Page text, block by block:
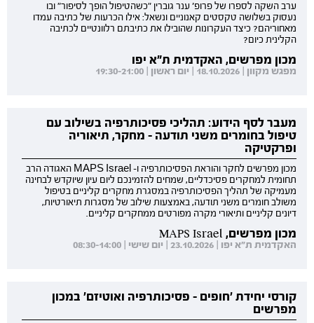
ערב השקה לספרו של פרופ' ענר גוברין "כשהטיפול הופך לסיפור" ובו
נעסוק בשלושה טקסטים קאנוניים ונשאל: אילו הכרעות של כתיבה עמדו
מאחוריהם? כיצד העקרונות שהובילו את כתיבתם רלוונטיים לכתיבה
הקלינית כיום?
מכון מפרשים, האקדמית ת"א יפו
מפגש מקוון | 18.10.2026 | יום ראשון | 19:30-21:00
מעבר לסף הידוע: תהליכי פסיכותרפיה בשילוב עם
טיפול בחומרים משני תודעה - מחקר, תיאוריה
ופרקטיקה
מכון מפרשים לחקר והוראת הפסיכותרפיה ו- MAPS Israel האגודה הרב
תחומית למחקרים פסיכדליים, שמחים להזמינכם ליום עיון שיוקדש לבחינה
מעמיקה של תהליך הפסיכותרפיה במסגרת מחקרים קליניים בטיפול
משולב חומרים משני תודעה, באמצעות שילוב של מסגרות תיאורטיות,
דיונים קליניים ותיאורי מקרה מפורטים ממחקרים קליניים.
מכון מפרשים, MAPS Israel
האקדמית ת"א יפו | 23.10.2026 | יום שישי | 08:30-14:00
קורסי יחידת 'חופים - פסיכותרפיה ואוטיזם' במכון
מפרשים